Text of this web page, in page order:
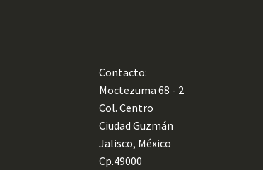
Contacto:
Moctezuma 68 - 2
Col. Centro
Ciudad Guzmán
Jalisco, México
Cp.49000